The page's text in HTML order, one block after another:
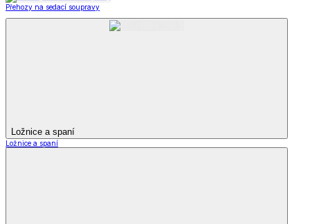
Přehozy na sedací soupravy
Ložnice a spaní
Ložnice a spaní